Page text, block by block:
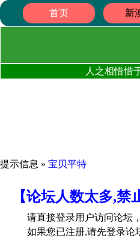
首页 新
人之相惜惜
提示信息 » 宝贝平特
【论坛人数太多,
请直接登录用户访问论坛
如果您已注册,请先登录论